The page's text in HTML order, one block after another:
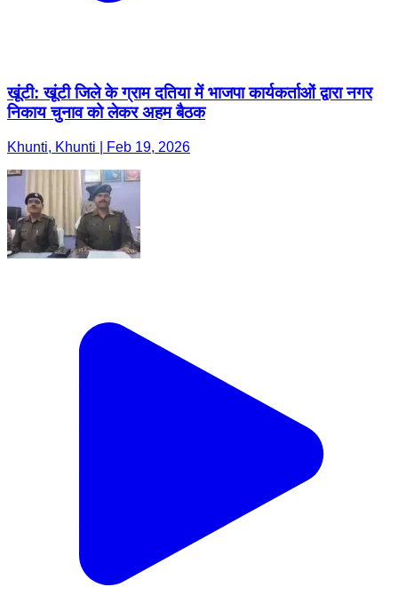
खूंटी: खूंटी जिले के ग्राम दतिया में भाजपा कार्यकर्ताओं द्वारा नगर
निकाय चुनाव को लेकर अहम बैठक
Khunti, Khunti | Feb 19, 2026